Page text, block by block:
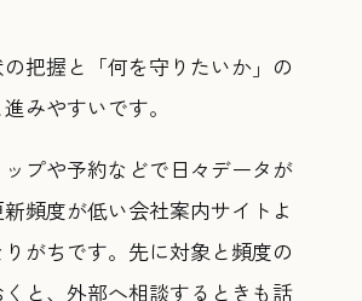
把握と「何を守りたいか」の
みやすいです。
プや予約などで日々データが
頻度が低い会社案内サイトよ
がちです。先に対象と頻度の
と、外部へ相談するときも話